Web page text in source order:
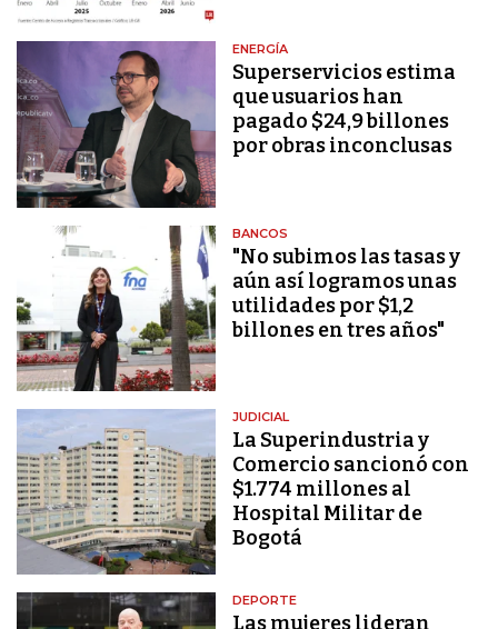
ENERGÍA
Superservicios estima
que usuarios han
pagado $24,9 billones
por obras inconclusas
BANCOS
"No subimos las tasas y
aún así logramos unas
utilidades por $1,2
billones en tres años"
JUDICIAL
La Superindustria y
Comercio sancionó con
$1.774 millones al
Hospital Militar de
Bogotá
DEPORTE
Las mujeres lideran